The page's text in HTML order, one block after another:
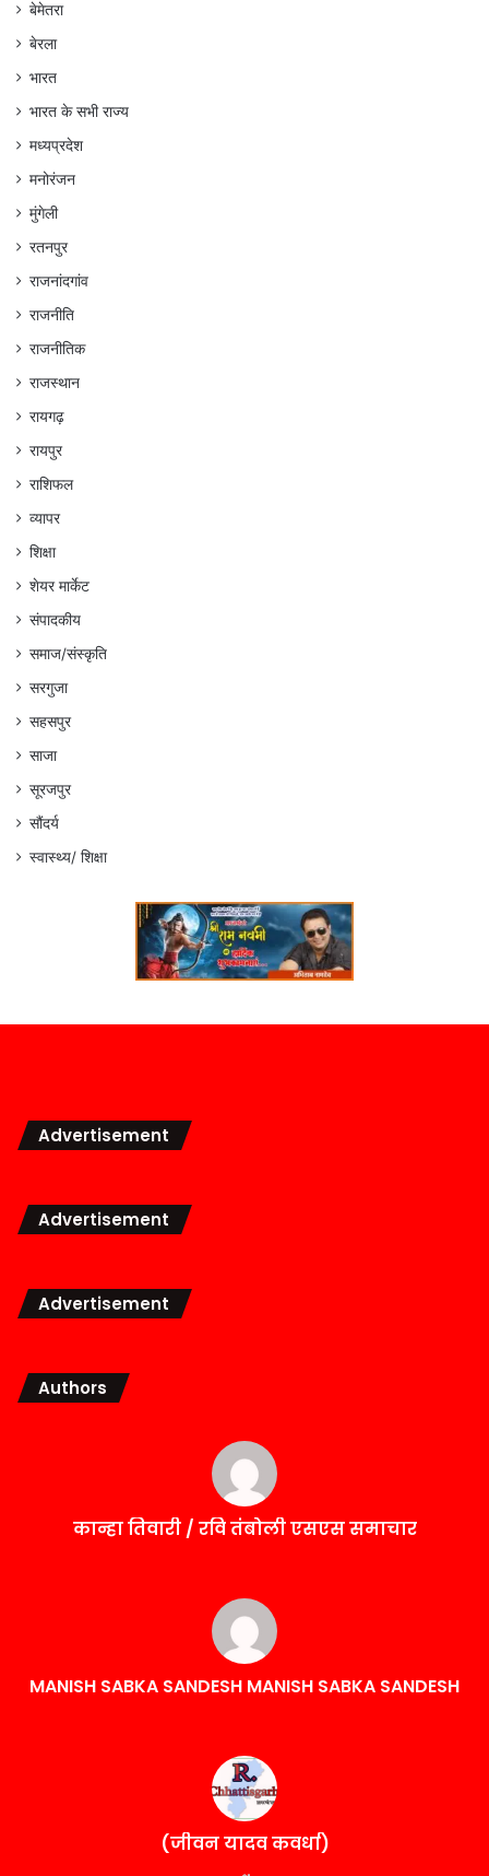
बेमेतरा
बेरला
भारत
भारत के सभी राज्य
मध्यप्रदेश
मनोरंजन
मुंगेली
रतनपुर
राजनांदगांव
राजनीति
राजनीतिक
राजस्थान
रायगढ़
रायपुर
राशिफल
व्यापर
शिक्षा
शेयर मार्केट
संपादकीय
समाज/संस्कृति
सरगुजा
सहसपुर
साजा
सूरजपुर
सौंदर्य
स्वास्थ्य/ शिक्षा
Advertisement
Advertisement
Advertisement
Authors
कान्हा तिवारी / रवि तंबोली एसएस समाचार
MANISH SABKA SANDESH MANISH SABKA SANDESH
(जीवन यादव कवर्धा)